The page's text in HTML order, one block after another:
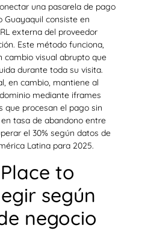
una pasarela de pago
Guayaquil consiste en
externa del proveedor
Este método funciona,
cambio visual abrupto que
durante toda su visita.
en cambio, mantiene al
mediante iframes
que procesan el pago sin
tasa de abandono entre
el 30% según datos de
Latina para 2025.
to
según
negocio